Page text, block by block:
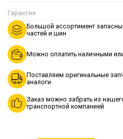
Гарантия
Большой ассортимент
частей и шин
Можно оплатить наличными
Поставляем оригинальные
аналоги
Заказ можно забрать из
транспортной компанией